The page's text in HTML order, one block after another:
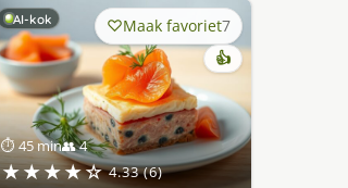
AI-kok
⏱ 45 min👥 4
★★★★☆ 4.33 (6)
Maak favoriet7
👍